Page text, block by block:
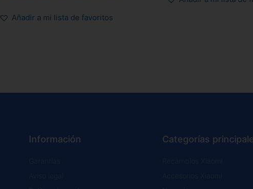
Añadir a mi lista de favoritos
Información Categorías